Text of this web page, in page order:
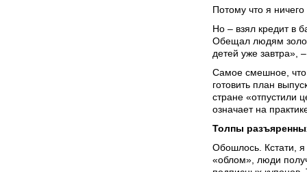
Потому что я
Но – взял кредит в
Обещал людям
детей уже завтра»,
Самое смешное, что
готовить план
стране «отпустили
означает на
Толпы
Обошлось. Кстати,
«облом», люди